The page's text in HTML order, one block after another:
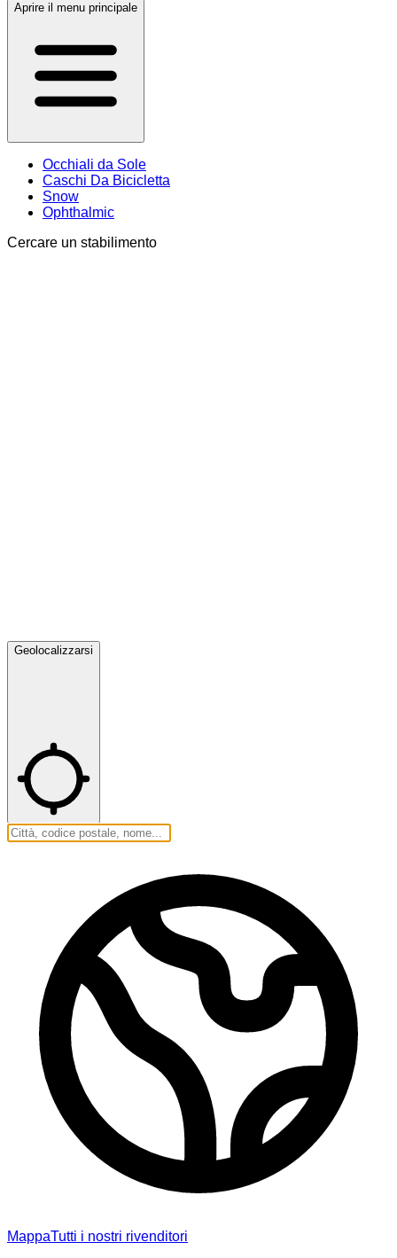
Aprire il menu principale
Occhiali da Sole
Caschi Da Bicicletta
Snow
Ophthalmic
Cercare un stabilimento
Geolocalizzarsi
MappaTutti i nostri rivenditori